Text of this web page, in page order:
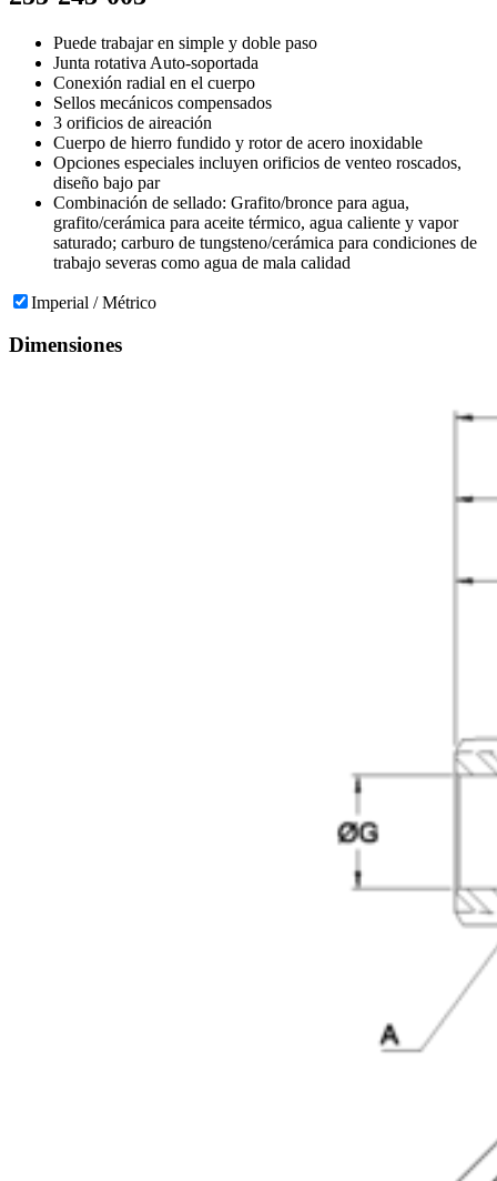
Puede trabajar en simple y doble paso
Junta rotativa Auto-soportada
Conexión radial en el cuerpo
Sellos mecánicos compensados
3 orificios de aireación
Cuerpo de hierro fundido y rotor de acero inoxidable
Opciones especiales incluyen orificios de venteo roscados,
diseño bajo par
Combinación de sellado: Grafito/bronce para agua,
grafito/cerámica para aceite térmico, agua caliente y vapor
saturado; carburo de tungsteno/cerámica para condiciones de
trabajo severas como agua de mala calidad
Imperial / Métrico
Dimensiones